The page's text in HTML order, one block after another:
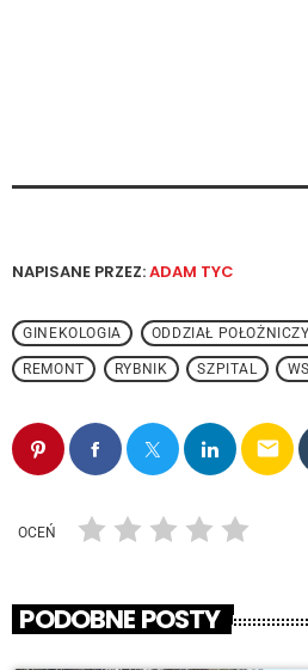
NAPISANE PRZEZ:ADAM TYC
GINEKOLOGIA ODDZIAŁ POŁOŻNICZY
REMONT RYBNIK SZPITAL
email
OCEŃ
PODOBNE POSTY